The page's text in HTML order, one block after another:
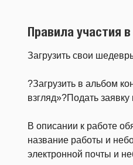
Правила участия
Загрузить свои
?Загрузить в альбом
взгляд»?Подать заявку
В описании к работе
название работы и
электронной почты и